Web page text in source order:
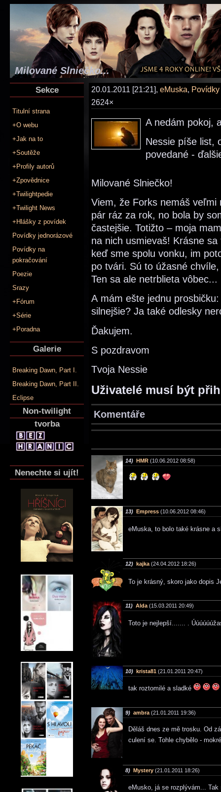
Milované Slniečko...
Sekce
Titulní strana
+O webu
+Jak na to
+Soutěže
+Profily autorů
+Zpovědnice
+Twilightpedie
+Twilight News
+Hlášky z povídek
Povídky jednorázové
Povídky na
pokračování
Poezie
Srazy
+Fórum
+Série
+Poradna
Galerie
Breaking Dawn, Part I.
Breaking Dawn, Part II.
Eclipse
Non-twilight
tvorba
Nenechte si ujít!
20.01.2011 [21:21], eMuska,
2624×
A nedám pokoj,
Nessie píše list,
povedané -
Milované Slniečko!
Viem, že Forks nemáš
pár ráz za rok, no bola by
častejšie. Totižto – moja
na nich usmievaš! Krásne
keď sme spolu vonku, im
po tvári. Sú to úžasné
Ten sa ale netrblieta vôbec...
A mám ešte jednu
silnejšie? Ja také odlesky
Ďakujem.
S pozdravom
Tvoja Nessie
Uživatelé musí být
Komentáře
14) HMR (10.06.2012 08:58)
13) Empress (10.06.2012 08:46)
eMuska, to bolo také krásne a
12) kajka (24.04.2012 18:26)
To je krásný, skoro jako dopis
11) Alda (15.03.2011 20:49)
Toto je nejlepší....... .
10) krista81 (21.01.2011 20:47)
tak roztomilé a sladké
9) ambra (21.01.2011 19:36)
Děláš dnes ze mě trosku. Od
culení se. Tohle chybělo -
8) Mystery (21.01.2011 18:26)
eMusko, já se rozplývám...